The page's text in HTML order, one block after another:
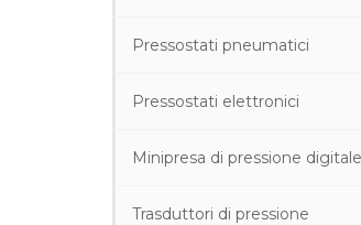
Pressostati pneumatici
Pressostati elettronici
Minipresa di pressione digitale
Trasduttori di pressione